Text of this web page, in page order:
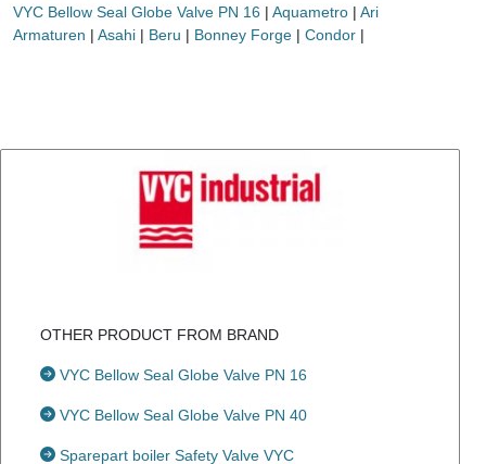
VYC Bellow Seal Globe Valve PN 16 | Aquametro | Ari
Armaturen | Asahi | Beru | Bonney Forge | Condor |
OTHER PRODUCT FROM BRAND
VYC Bellow Seal Globe Valve PN 16
VYC Bellow Seal Globe Valve PN 40
Sparepart boiler Safety Valve VYC